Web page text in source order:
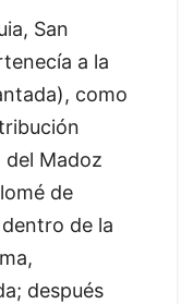
San
a la
como
del Madoz
de
de la
después